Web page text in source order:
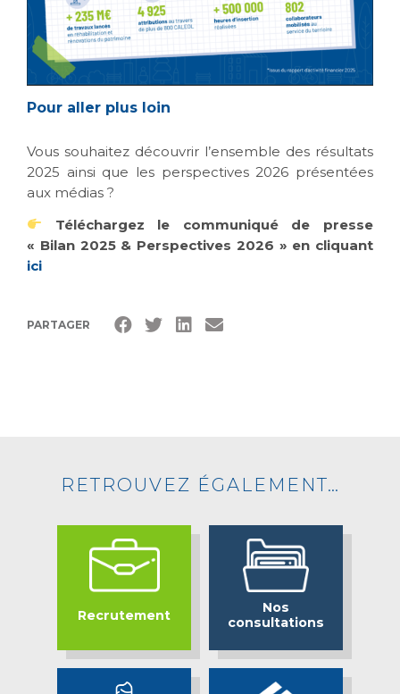
Pour aller plus loin
Vous souhaitez découvrir l’ensemble des résultats
2025 ainsi que les perspectives 2026 présentées
aux médias ?
Téléchargez le communiqué de presse
« Bilan 2025 & Perspectives 2026 » en cliquant
ici
PARTAGER
RETROUVEZ ÉGALEMENT…
Recrutement
Nos
consultations